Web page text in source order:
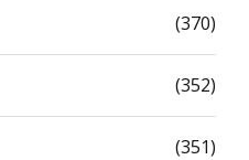
(370)
(352)
(351)